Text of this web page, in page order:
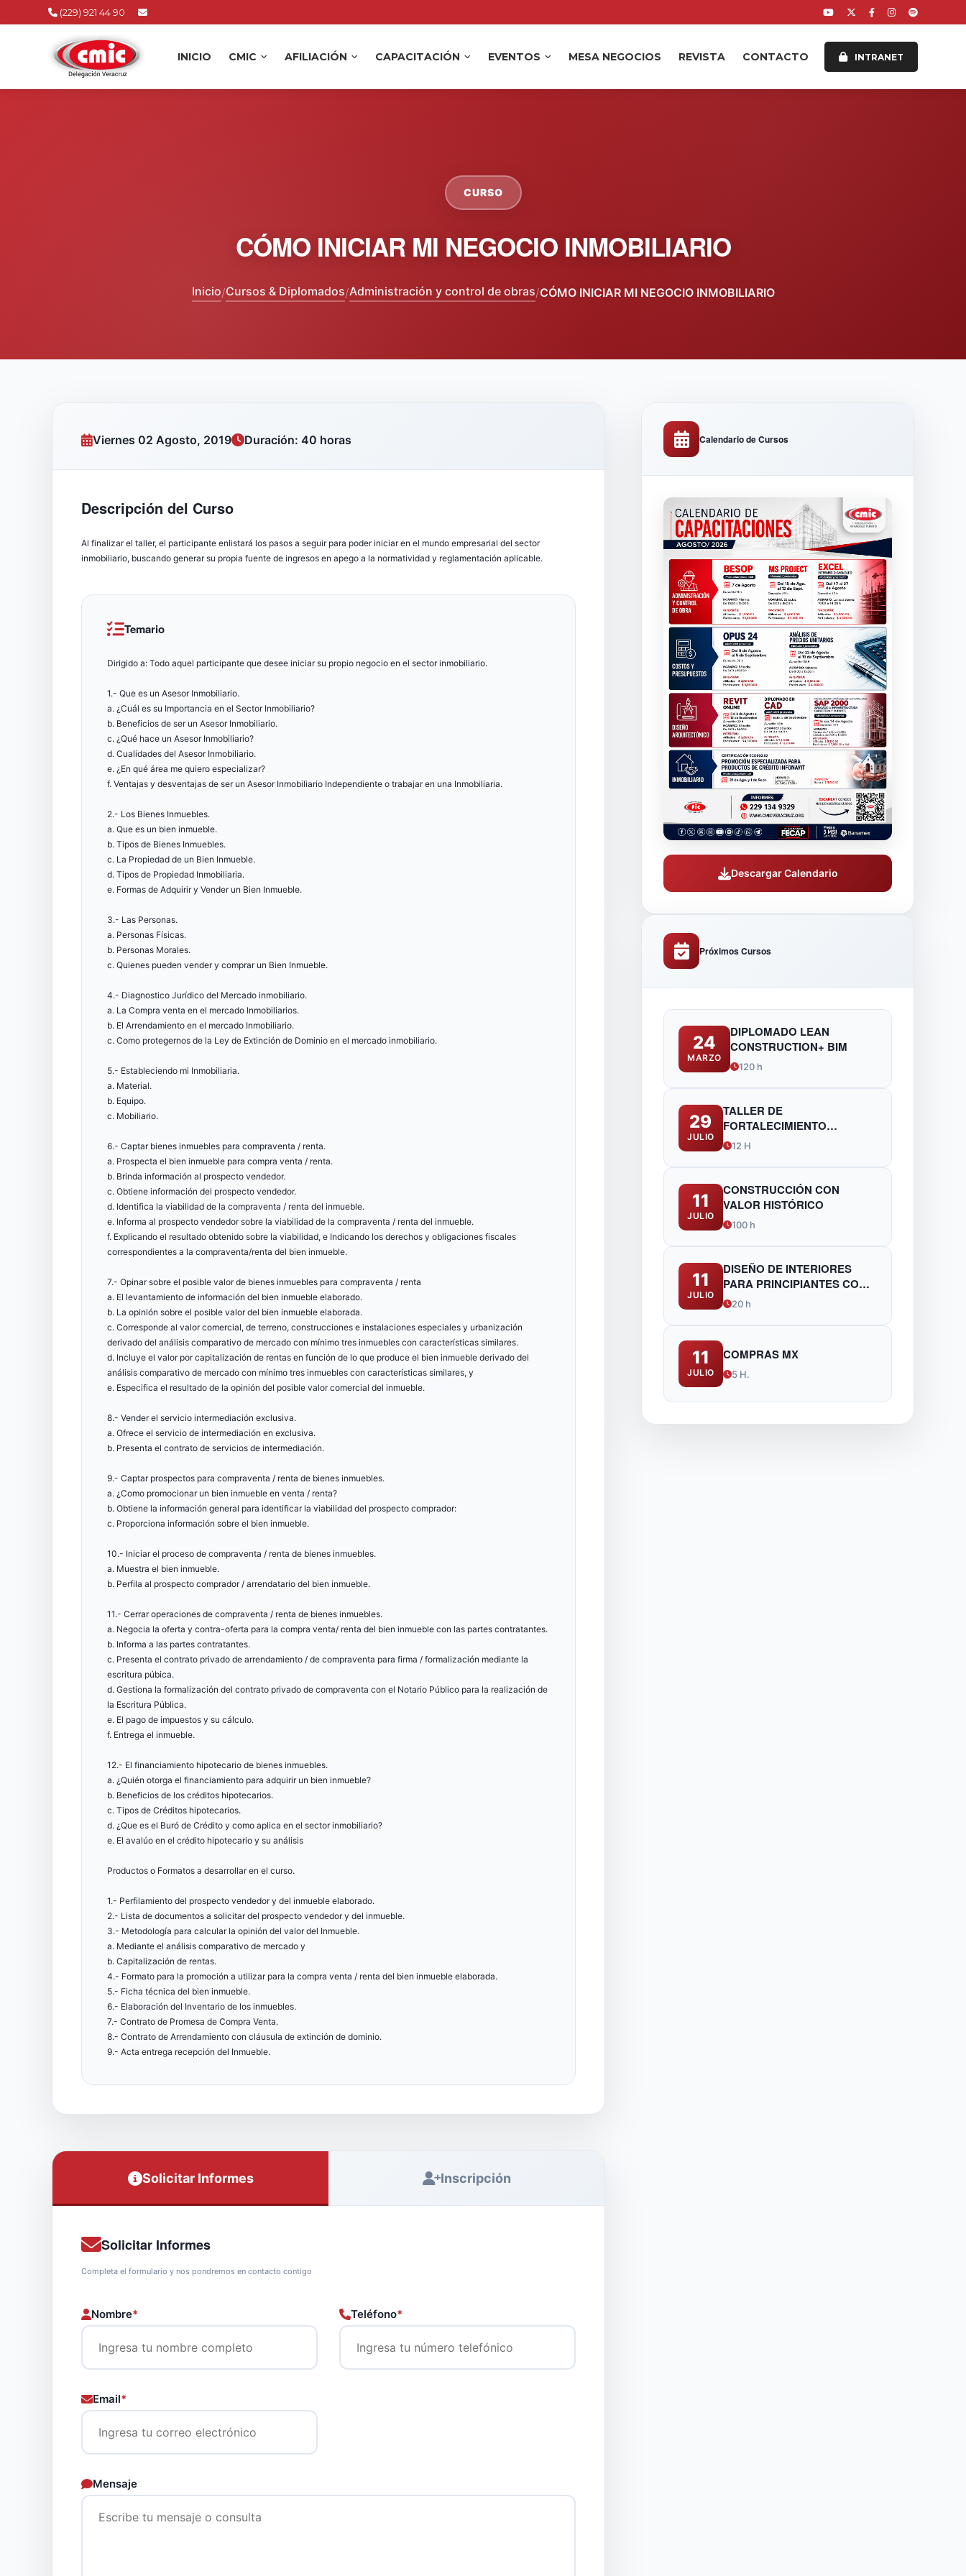
(229) 921 44 90
INICIO CMIC AFILIACIÓN CAPACITACIÓN EVENTOS MESA NEGOCIOS REVISTA CONTACTO INTRANET
CURSO
CÓMO INICIAR MI NEGOCIO INMOBILIARIO
Inicio/Cursos & Diplomados/Administración y control de obras/CÓMO INICIAR MI NEGOCIO INMOBILIARIO
Viernes 02 Agosto, 2019 Duración: 40 horas
Descripción del Curso
Al finalizar el taller, el participante enlistará los pasos a seguir para poder iniciar en el mundo empresarial del sector
inmobiliario, buscando generar su propia fuente de ingresos en apego a la normatividad y reglamentación aplicable.
Temario
Dirigido a: Todo aquel participante que desee iniciar su propio negocio en el sector inmobiliario.
1.- Que es un Asesor Inmobiliario.
a. ¿Cuál es su Importancia en el Sector Inmobiliario?
b. Beneficios de ser un Asesor Inmobiliario.
c. ¿Qué hace un Asesor Inmobiliario?
d. Cualidades del Asesor Inmobiliario.
e. ¿En qué área me quiero especializar?
f. Ventajas y desventajas de ser un Asesor Inmobiliario Independiente o trabajar en una Inmobiliaria.
2.- Los Bienes Inmuebles.
a. Que es un bien inmueble.
b. Tipos de Bienes Inmuebles.
c. La Propiedad de un Bien Inmueble.
d. Tipos de Propiedad Inmobiliaria.
e. Formas de Adquirir y Vender un Bien Inmueble.
3.- Las Personas.
a. Personas Físicas.
b. Personas Morales.
c. Quienes pueden vender y comprar un Bien Inmueble.
4.- Diagnostico Jurídico del Mercado inmobiliario.
a. La Compra venta en el mercado Inmobiliarios.
b. El Arrendamiento en el mercado Inmobiliario.
c. Como protegernos de la Ley de Extinción de Dominio en el mercado inmobiliario.
5.- Estableciendo mi Inmobiliaria.
a. Material.
b. Equipo.
c. Mobiliario.
6.- Captar bienes inmuebles para compraventa / renta.
a. Prospecta el bien inmueble para compra venta / renta.
b. Brinda información al prospecto vendedor.
c. Obtiene información del prospecto vendedor.
d. Identifica la viabilidad de la compraventa / renta del inmueble.
e. Informa al prospecto vendedor sobre la viabilidad de la compraventa / renta del inmueble.
f. Explicando el resultado obtenido sobre la viabilidad, e Indicando los derechos y obligaciones fiscales
correspondientes a la compraventa/renta del bien inmueble.
7.- Opinar sobre el posible valor de bienes inmuebles para compraventa / renta
a. El levantamiento de información del bien inmueble elaborado.
b. La opinión sobre el posible valor del bien inmueble elaborada.
c. Corresponde al valor comercial, de terreno, construcciones e instalaciones especiales y urbanización
derivado del análisis comparativo de mercado con mínimo tres inmuebles con características similares.
d. Incluye el valor por capitalización de rentas en función de lo que produce el bien inmueble derivado del
análisis comparativo de mercado con mínimo tres inmuebles con características similares, y
e. Especifica el resultado de la opinión del posible valor comercial del inmueble.
8.- Vender el servicio intermediación exclusiva.
a. Ofrece el servicio de intermediación en exclusiva.
b. Presenta el contrato de servicios de intermediación.
9.- Captar prospectos para compraventa / renta de bienes inmuebles.
a. ¿Como promocionar un bien inmueble en venta / renta?
b. Obtiene la información general para identificar la viabilidad del prospecto comprador:
c. Proporciona información sobre el bien inmueble.
10.- Iniciar el proceso de compraventa / renta de bienes inmuebles.
a. Muestra el bien inmueble.
b. Perfila al prospecto comprador / arrendatario del bien inmueble.
11.- Cerrar operaciones de compraventa / renta de bienes inmuebles.
a. Negocia la oferta y contra-oferta para la compra venta/ renta del bien inmueble con las partes contratantes.
b. Informa a las partes contratantes.
c. Presenta el contrato privado de arrendamiento / de compraventa para firma / formalización mediante la
escritura púbica.
d. Gestiona la formalización del contrato privado de compraventa con el Notario Público para la realización de
la Escritura Pública.
e. El pago de impuestos y su cálculo.
f. Entrega el inmueble.
12.- El financiamiento hipotecario de bienes inmuebles.
a. ¿Quién otorga el financiamiento para adquirir un bien inmueble?
b. Beneficios de los créditos hipotecarios.
c. Tipos de Créditos hipotecarios.
d. ¿Que es el Buró de Crédito y como aplica en el sector inmobiliario?
e. El avalúo en el crédito hipotecario y su análisis
Productos o Formatos a desarrollar en el curso.
1.- Perfilamiento del prospecto vendedor y del inmueble elaborado.
2.- Lista de documentos a solicitar del prospecto vendedor y del inmueble.
3.- Metodología para calcular la opinión del valor del Inmueble.
a. Mediante el análisis comparativo de mercado y
b. Capitalización de rentas.
4.- Formato para la promoción a utilizar para la compra venta / renta del bien inmueble elaborada.
5.- Ficha técnica del bien inmueble.
6.- Elaboración del Inventario de los inmuebles.
7.- Contrato de Promesa de Compra Venta.
8.- Contrato de Arrendamiento con cláusula de extinción de dominio.
9.- Acta entrega recepción del Inmueble.
Solicitar Informes Inscripción
Solicitar Informes
Completa el formulario y nos pondremos en contacto contigo
Nombre* Teléfono*
Email*
Mensaje
Calendario de Cursos
Descargar Calendario
Próximos Cursos
24
MARZO
DIPLOMADO LEAN
CONSTRUCTION+ BIM
120 h
29
JULIO
TALLER DE
FORTALECIMIENTO
TÉCNICO Y NORMATIVO
12 H
11
JULIO
CONSTRUCCIÓN CON
VALOR HISTÓRICO
100 h
11
JULIO
DISEÑO DE INTERIORES
PARA PRINCIPIANTES CON
IA20 h
11
JULIO
COMPRAS MX
5 H.